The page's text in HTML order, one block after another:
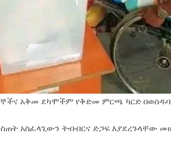
አቅመ ደካሞችም የቅድመ ምርጫ ካርድ
አስፈላጊውን ትብብርና ድጋፍ እያደረጉላቸው